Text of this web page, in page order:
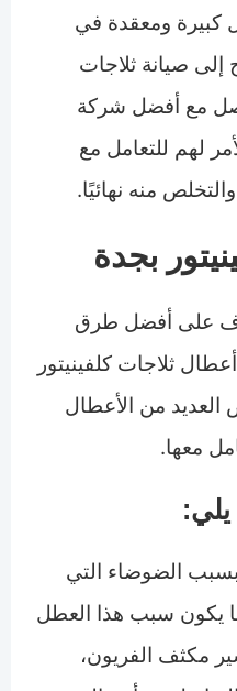
كبيرة ومعقدة في
إلى صيانة ثلاجات
مع أفضل شركة
لهم للتعامل مع
منه نهائيًا.
بجدة
على أفضل طرق
ثلاجات كلفينيتور
من الأعطال
معها.
الضوضاء التي
يكون سبب هذا العطل
مكثف الفريون،